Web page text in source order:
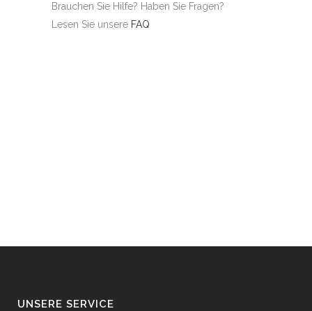
Brauchen Sie Hilfe? Haben Sie Fragen?
Lesen Sie unsere FAQ
UNSERE SERVICE